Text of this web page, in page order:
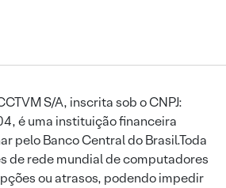
S/A, inscrita sob o CNPJ:
é uma instituição financeira
pelo Banco Central do Brasil.Toda
de rede mundial de computadores
ou atrasos, podendo impedir